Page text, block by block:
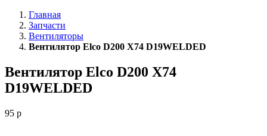
Главная
Запчасти
Вентиляторы
Вентилятор Elco D200 X74 D19WELDED
Вентилятор Elco D200 X74
D19WELDED
95 p